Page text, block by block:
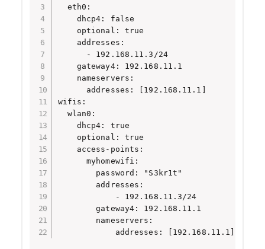
  eth0:
    dhcp4: false
    optional: true
    addresses:
      - 192.168.11.3/24
    gateway4: 192.168.11.1
    nameservers:
      addresses: [192.168.11.1]
wifis:
  wlan0:
    dhcp4: true
    optional: true
    access-points:
      myhomewifi:
        password: "S3kr1t"
        addresses:
            - 192.168.11.3/24
        gateway4: 192.168.11.1
        nameservers:
            addresses: [192.168.11.1]